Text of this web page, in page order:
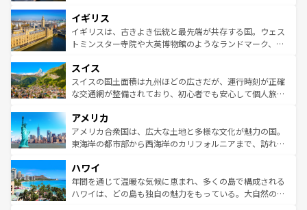
いる。シャンパンの発祥地であるランス、プロヴァンスの
香り高いラベンダー畑など、多彩な楽しみ方が可能だ。さ
らに、パリ以外の地域にも魅力が溢れており、どの街角に
れる地方に足を運ぶとそれぞれで全く異なる文化を体験で
きるだろう。 なお、新着のフランス情報はコンテンツ一覧
を参照してほしい。
顔を持つこの国は、どこを歩いても飽きることがない。ベ
ルリンの文化的活気、バイエルン州のアルプスの絶景、そ
してライン川沿いのワイン畑といった風景は必見。ビール
は、お酒好きな人にはぜひ体験してほしい。 なお、新着の
ドイツ情報はコンテンツ一覧を参照してほしい。
イギリス
イギリスは、古きよき伝統と最先端が共存する国。ウェス
トミンスター寺院や大英博物館のようなランドマーク、歴
リアごとに異なる魅力がある。また、優雅なアフタヌーン
ティー、ビール好きにはたまらない英国パブ、サッカー観
戦など、本場だからこそできる体験も豊富。イギリスを旅
ンツ一覧を参照してほしい。
スイス
スイスの国土面積は九州ほどの広さだが、運行時刻が正確
な交通網が整備されており、初心者でも安心して個人旅行
の建物がそのまま残る町や、スイスならではのユニークな
博物館もあり、アルプス観光だけでなく町歩きも満喫する
ことができる。国民の所得が高いため物価も高いが、旅行
ば市内交通費無料で観光を楽しむこともできる。 なお、新
着のスイス情報はコンテンツ一覧 を参照してほしい。
アメリカ
アメリカ合衆国は、広大な土地と多様な文化が魅力の国。
東海岸の都市部から西海岸のカリフォルニアまで、訪れる
のような巨大都市は、観光、ショッピング、エンターテイ
ンメントが詰まった刺激的なスポットだ。一方、アメリカ
西部には大自然が広がり、グランドキャニオンやイエロー
ハワイ
年間を通じて温暖な気候に恵まれ、多くの島で構成される
ハワイは、どの島も独自の魅力をもっている。大自然の神